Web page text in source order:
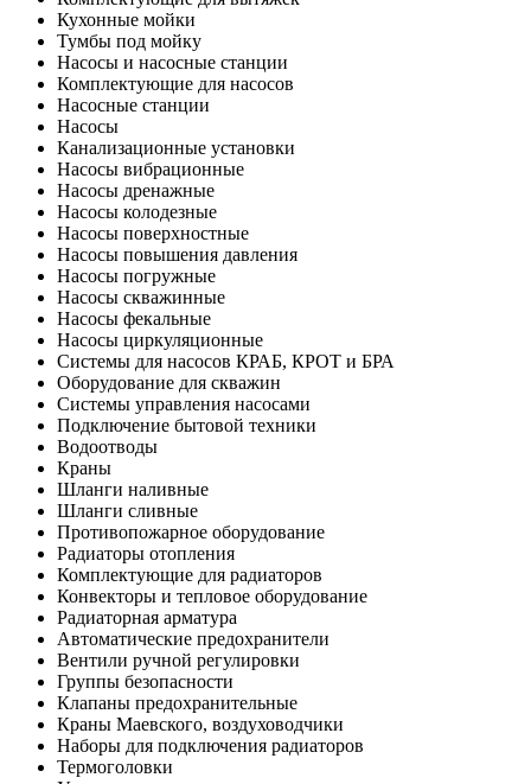
Кухонные мойки
Тумбы под мойку
Насосы и насосные станции
Комплектующие для насосов
Насосные станции
Насосы
Канализационные установки
Насосы вибрационные
Насосы дренажные
Насосы колодезные
Насосы поверхностные
Насосы повышения давления
Насосы погружные
Насосы скважинные
Насосы фекальные
Насосы циркуляционные
Системы для насосов КРАБ, КРОТ и БРА
Оборудование для скважин
Системы управления насосами
Подключение бытовой техники
Водоотводы
Краны
Шланги наливные
Шланги сливные
Противопожарное оборудование
Радиаторы отопления
Комплектующие для радиаторов
Конвекторы и тепловое оборудование
Радиаторная арматура
Автоматические предохранители
Вентили ручной регулировки
Группы безопасности
Клапаны предохранительные
Краны Маевского, воздуховодчики
Наборы для подключения радиаторов
Термоголовки